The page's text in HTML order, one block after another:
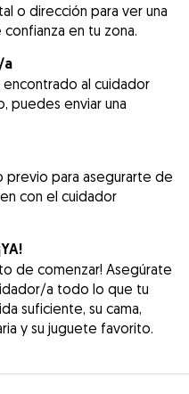
o dirección para ver una
en tu zona.
a
encontrado al cuidador
puedes enviar una
previo para asegurarte de
con el cuidador
de comenzar! Asegúrate
a todo lo que tu
suficiente, su cama,
y su juguete favorito.